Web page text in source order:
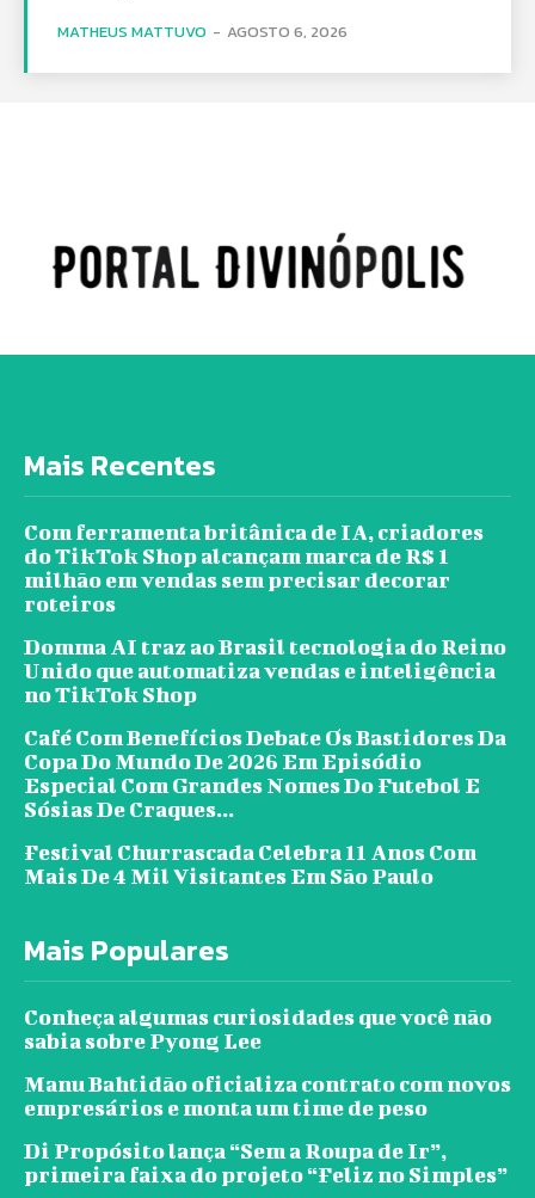
MATHEUS MATTUVO - AGOSTO 6, 2026
Mais Recentes
Com ferramenta britânica de IA, criadores
do TikTok Shop alcançam marca de R$ 1
milhão em vendas sem precisar decorar
roteiros
Domma AI traz ao Brasil tecnologia do Reino
Unido que automatiza vendas e inteligência
no TikTok Shop
Café Com Benefícios Debate Os Bastidores Da
Copa Do Mundo De 2026 Em Episódio
Especial Com Grandes Nomes Do Futebol E
Sósias De Craques...
Festival Churrascada Celebra 11 Anos Com
Mais De 4 Mil Visitantes Em São Paulo
Mais Populares
Conheça algumas curiosidades que você não
sabia sobre Pyong Lee
Manu Bahtidão oficializa contrato com novos
empresários e monta um time de peso
Di Propósito lança “Sem a Roupa de Ir”,
primeira faixa do projeto “Feliz no Simples”